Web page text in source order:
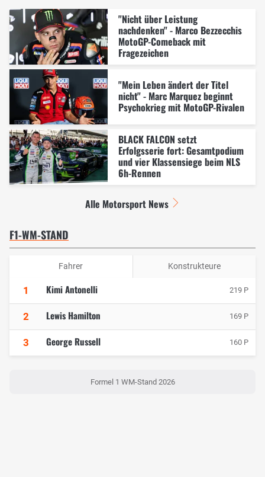
"Nicht über Leistung
nachdenken" - Marco Bezzecchis
MotoGP-Comeback mit
Fragezeichen
"Mein Leben ändert der Titel
nicht" - Marc Marquez beginnt
Psychokrieg mit MotoGP-Rivalen
BLACK FALCON setzt
Erfolgsserie fort: Gesamtpodium
und vier Klassensiege beim NLS
6h-Rennen
Alle Motorsport News
F1-WM-STAND
Fahrer Konstrukteure
1 Kimi Antonelli 219 P
2 Lewis Hamilton 169 P
3 George Russell 160 P
Formel 1 WM-Stand 2026